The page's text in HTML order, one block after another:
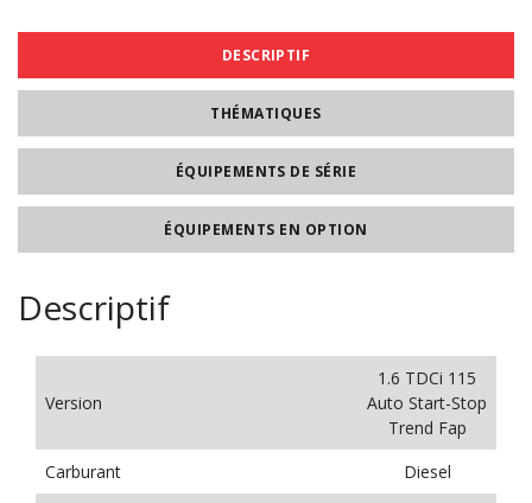
DESCRIPTIF
THÉMATIQUES
ÉQUIPEMENTS DE SÉRIE
ÉQUIPEMENTS EN OPTION
Descriptif
Version
1.6 TDCi 115
Auto Start-Stop
Trend Fap
Carburant
Diesel